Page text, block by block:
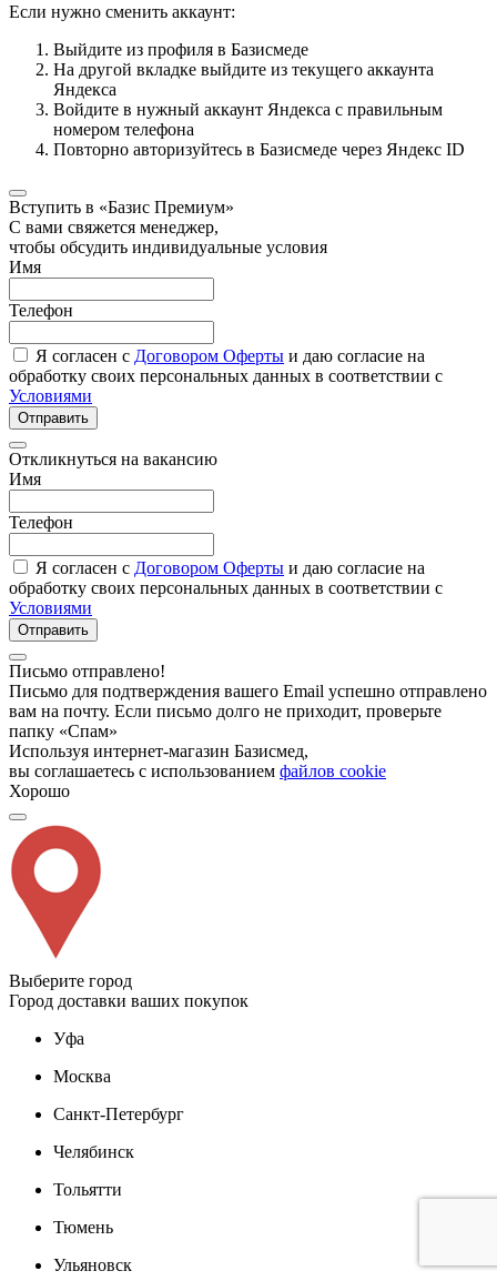
Если нужно сменить аккаунт:
Выйдите из профиля в Базисмеде
На другой вкладке выйдите из текущего аккаунта
Яндекса
Войдите в нужный аккаунт Яндекса с правильным
номером телефона
Повторно авторизуйтесь в Базисмеде через Яндекс ID
Вступить в «Базис Премиум»
С вами свяжется менеджер,
чтобы обсудить индивидуальные условия
Имя
Телефон
Я согласен с Договором Оферты и даю согласие на
обработку своих персональных данных в соответствии с
Условиями
Отправить
Откликнуться на вакансию
Имя
Телефон
Я согласен с Договором Оферты и даю согласие на
обработку своих персональных данных в соответствии с
Условиями
Отправить
Письмо отправлено!
Письмо для подтверждения вашего Email успешно отправлено
вам на почту. Если письмо долго не приходит, проверьте
папку «Спам»
Используя интернет-магазин Базисмед,
вы соглашаетесь с использованием файлов cookie
Хорошо
Выберите город
Город доставки ваших покупок
Уфа
Москва
Санкт-Петербург
Челябинск
Тольятти
Тюмень
Ульяновск